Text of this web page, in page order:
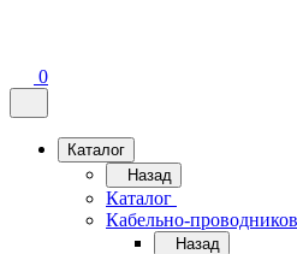
0
Каталог
Назад
Каталог
Кабельно-
Назад